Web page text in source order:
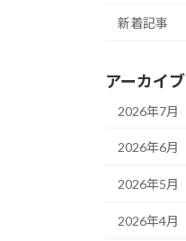
新着記事
アーカイブ
2026年7月
2026年6月
2026年5月
2026年4月